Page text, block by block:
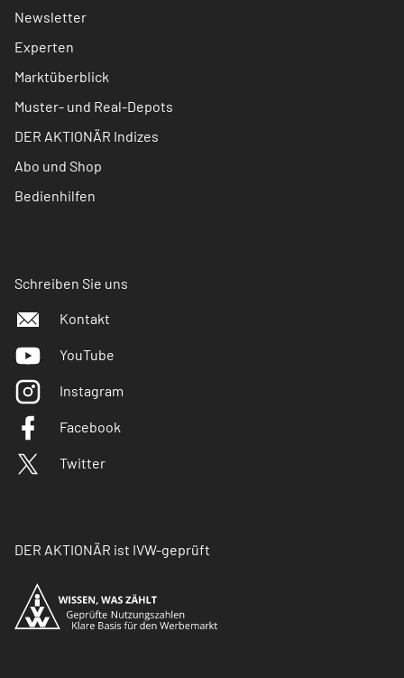
Newsletter
Experten
Marktüberblick
Muster- und Real-Depots
DER AKTIONÄR Indizes
Abo und Shop
Bedienhilfen
Schreiben Sie uns
Kontakt
YouTube
Instagram
Facebook
Twitter
DER AKTIONÄR ist IVW-geprüft